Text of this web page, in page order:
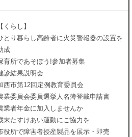
【くらし】
とり暮らし高齢者に火災警報器の設置を
成
育所であそぼう!参加者募集
診結果説明会
西市第12回定例教育委員会
業委員会委員選挙人名簿登載申請書
業者年金に加入しませんか
末たすけあい運動にご協力を
役所で障害者授産製品を展示・即売